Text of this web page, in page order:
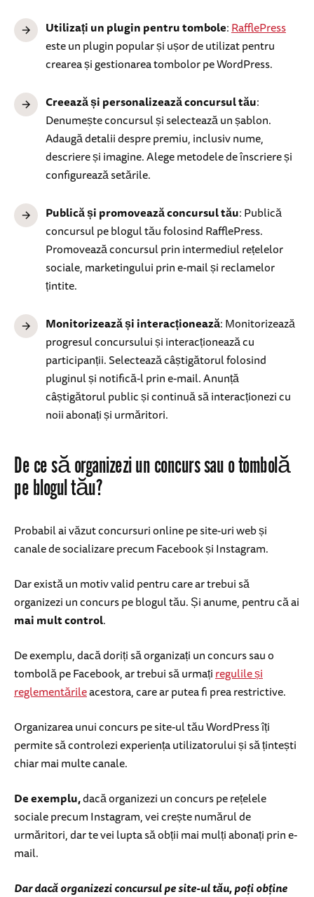
Utilizați un plugin pentru tombole:RafflePress
este un plugin popular și ușor de utilizat pentru
crearea și gestionarea tombolor pe WordPress.
Creează și personalizează concursul tău:
Denumește concursul și selectează un șablon.
Adaugă detalii despre premiu, inclusiv nume,
descriere și imagine. Alege metodele de înscriere și
configurează setările.
Publică și promovează concursul tău: Publică
concursul pe blogul tău folosind RafflePress.
Promovează concursul prin intermediul rețelelor
sociale, marketingului prin e-mail și reclamelor
țintite.
Monitorizează și interacționează: Monitorizează
progresul concursului și interacționează cu
participanții. Selectează câștigătorul folosind
pluginul și notifică-l prin e-mail. Anunță
câștigătorul public și continuă să interacționezi cu
noii abonați și urmăritori.
De ce să organizezi un concurs sau o tombolă
pe blogul tău?
Probabil ai văzut concursuri online pe site-uri web și
canale de socializare precum Facebook și Instagram.
Dar există un motiv valid pentru care ar trebui să
organizezi un concurs pe blogul tău. Și anume, pentru că ai
mai mult control.
De exemplu, dacă doriți să organizați un concurs sau o
tombolă pe Facebook, ar trebui să urmațiregulile și
reglementărileacestora, care ar putea fi prea restrictive.
Organizarea unui concurs pe site-ul tău WordPress îți
permite să controlezi experiența utilizatorului și să țintești
chiar mai multe canale.
De exemplu,dacă organizezi un concurs pe rețelele
sociale precum Instagram, vei crește numărul de
urmăritori, dar te vei lupta să obții mai mulți abonați prin e-
mail.
Dar dacă organizezi concursul pe site-ul tău, poți obține